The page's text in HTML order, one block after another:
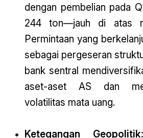
dengan pembelian pada
244 ton—jauh di atas
Permintaan yang
sebagai pergeseran
bank sentral
aset-aset AS dan
volatilitas mata uang.
Ketegangan Geopolitik: